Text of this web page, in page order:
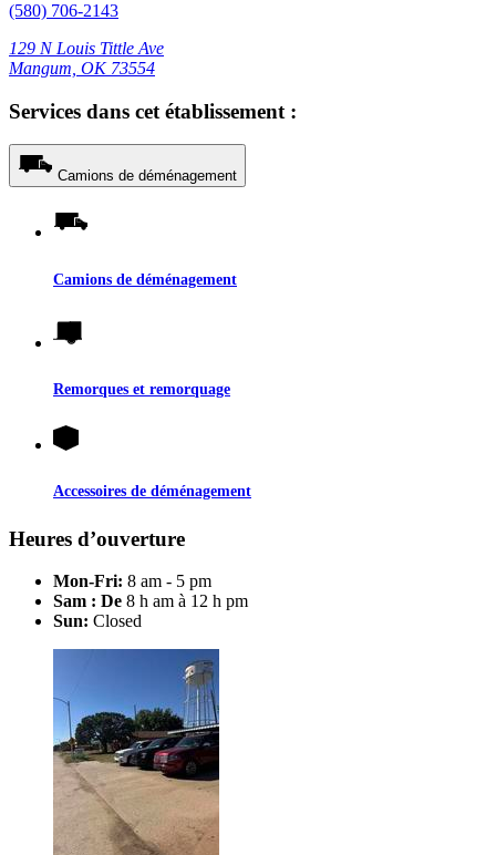
(580) 706-2143
129 N Louis Tittle Ave
Mangum, OK 73554
Services dans cet établissement :
Camions de déménagement
Camions de déménagement
Remorques et remorquage
Accessoires de déménagement
Heures d’ouverture
Mon-Fri: 8 am - 5 pm
Sam : De 8 h am à 12 h pm
Sun: Closed